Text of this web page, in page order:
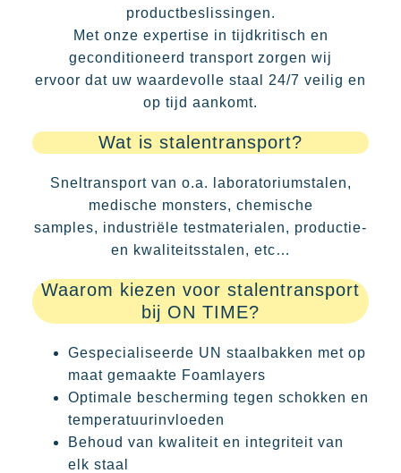
productbeslissingen.
Met onze expertise in tijdkritisch en
geconditioneerd transport zorgen wij
ervoor dat uw waardevolle staal 24/7 veilig en
op tijd aankomt.
Wat is stalentransport?
Sneltransport van o.a. laboratoriumstalen,
medische monsters, chemische
samples, industriële testmaterialen, productie-
en kwaliteitsstalen, etc…
Waarom kiezen voor stalentransport
bij ON TIME?
Gespecialiseerde UN staalbakken met op
maat gemaakte Foamlayers
Optimale bescherming tegen schokken en
temperatuurinvloeden
Behoud van kwaliteit en integriteit van
elk staal